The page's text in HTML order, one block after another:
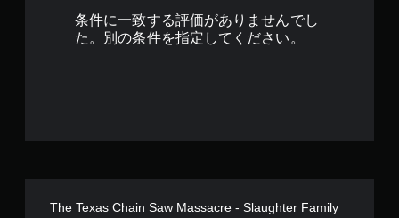
条件に一致する評価がありませんでし
た。別の条件を指定してください。
The Texas Chain Saw Massacre - Slaughter Family